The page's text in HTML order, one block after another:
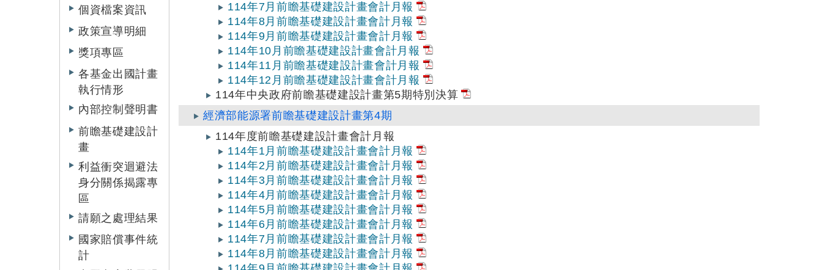
個資檔案資訊
政策宣導明細
獎項專區
各基金出國計畫
執行情形
內部控制聲明書
前瞻基礎建設計
畫
利益衝突迴避法
身分關係揭露專
區
請願之處理結果
國家賠償事件統
計
114年7月前瞻基礎建設計畫會計月報
114年8月前瞻基礎建設計畫會計月報
114年9月前瞻基礎建設計畫會計月報
114年10月前瞻基礎建設計畫會計月報
114年11月前瞻基礎建設計畫會計月報
114年12月前瞻基礎建設計畫會計月報
114年中央政府前瞻基礎建設計畫第5期特別決算
經濟部能源署前瞻基礎建設計畫第4期
114年度前瞻基礎建設計畫會計月報
114年1月前瞻基礎建設計畫會計月報
114年2月前瞻基礎建設計畫會計月報
114年3月前瞻基礎建設計畫會計月報
114年4月前瞻基礎建設計畫會計月報
114年5月前瞻基礎建設計畫會計月報
114年6月前瞻基礎建設計畫會計月報
114年7月前瞻基礎建設計畫會計月報
114年8月前瞻基礎建設計畫會計月報